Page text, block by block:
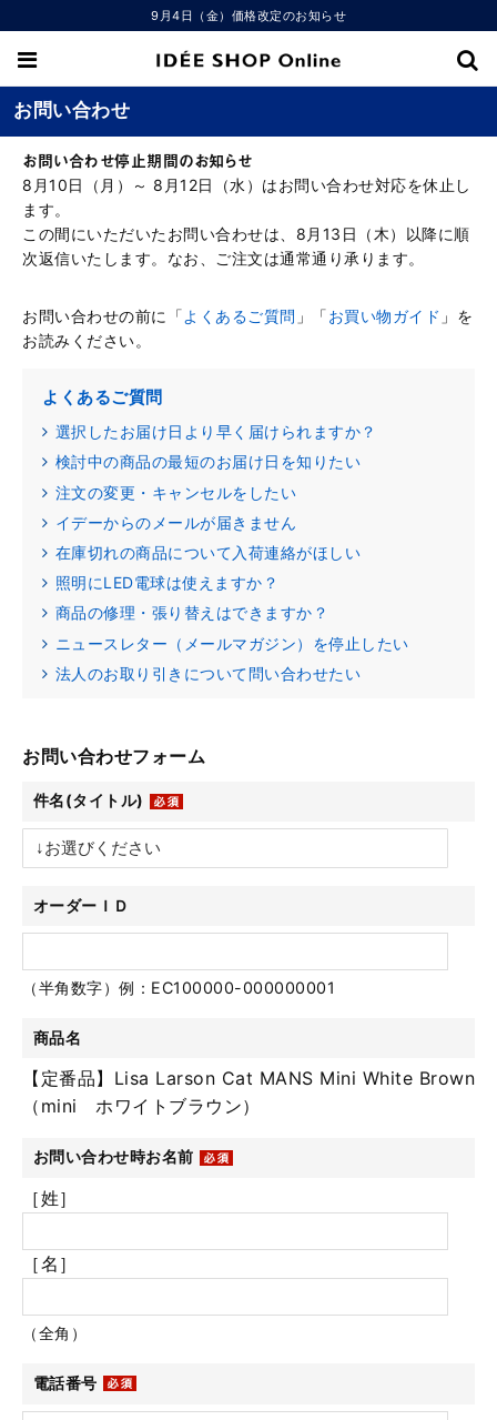
9月4日（金）価格改定のお知らせ
お問い合わせ
お問い合わせ停止期間のお知らせ
8月10日（月）～ 8月12日（水）はお問い合わせ対応を休止し
ます。
この間にいただいたお問い合わせは、8月13日（木）以降に順
次返信いたします。なお、ご注文は通常通り承ります。
お問い合わせの前に「よくあるご質問 」「お買い物ガイド 」を
お読みください。
よくあるご質問
選択したお届け日より早く届けられますか？
検討中の商品の最短のお届け日を知りたい
注文の変更・キャンセルをしたい
イデーからのメールが届きません
在庫切れの商品について入荷連絡がほしい
照明にLED電球は使えますか？
商品の修理・張り替えはできますか？
ニュースレター（メールマガジン）を停止したい
法人のお取り引きについて問い合わせたい
お問い合わせフォーム
件名(タイトル)
オーダーＩＤ
（半角数字）例：EC100000-000000001
商品名
【定番品】Lisa Larson Cat MANS Mini White Brown
（mini ホワイトブラウン）
お問い合わせ時お名前
［姓］
［名］
（全角）
電話番号